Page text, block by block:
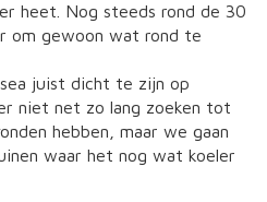
heet. Nog steeds rond de 30
om gewoon wat rond te
juist dicht te zijn op
niet net zo lang zoeken tot
hebben, maar we gaan
waar het nog wat koeler